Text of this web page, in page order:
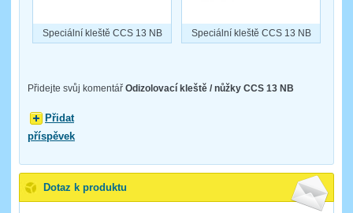
Speciální kleště CCS 13 NB Speciální kleště CCS 13 NB
Přidejte svůj komentář Odizolovací kleště / nůžky CCS 13 NB
Přidat
příspěvek
Dotaz k produktu